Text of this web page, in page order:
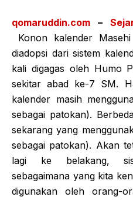
qomaruddin.com –
Konon kalender
diadopsi dari sistem
kali digagas oleh Humo
sekitar abad ke-7 SM.
kalender masih
sebagai patokan).
sekarang yang
sebagai patokan). Akan
lagi ke belakang,
sebagaimana yang kita
digunakan oleh orang-